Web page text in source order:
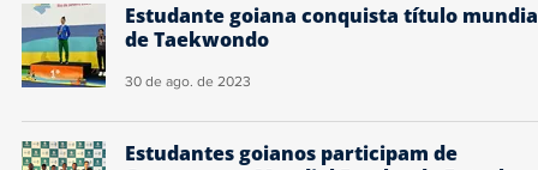
Estudante goiana conquista título
de Taekwondo
30 de ago. de 2023
Estudantes goianos participam de